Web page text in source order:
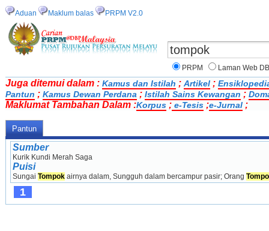
Aduan Maklum balas PRPM V2.0
PRPM Laman Web
Juga ditemui dalam : Kamus dan Istilah ; Artikel ;
Pantun ; Kamus Dewan Perdana ; Istilah Sains Kewangan ;
Maklumat Tambahan Dalam :Korpus ; e-Tesis ;e-Jurnal ;
Pantun
Sumber
Kurik Kundi Merah Saga
Puisi
Sungai Tompok airnya dalam, Sungguh dalam bercampur pasir; Orang
1